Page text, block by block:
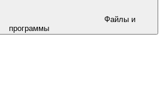
программы